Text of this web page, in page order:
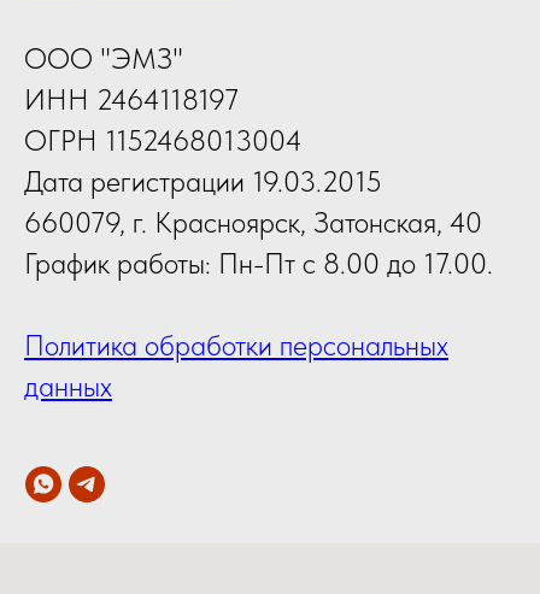
ООО "ЭМЗ"
ИНН 2464118197
ОГРН 1152468013004
Дата регистрации 19.03.2015
660079, г. Красноярск, Затонская, 40
График работы: Пн-Пт с 8.00 до 17.00.
Политика обработки персональных
данных